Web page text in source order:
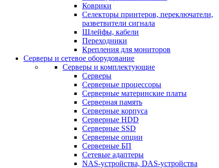
Коврики
Селекторы принтеров, переключатели,
разветвители сигнала
Шлейфы, кабели
Переходники
Крепления для мониторов
Серверы и сетевое оборудование
Серверы и комплектующие
Серверы
Серверные процессоры
Серверные материнские платы
Серверная память
Серверные корпуса
Серверные HDD
Серверные SSD
Серверные опции
Серверные БП
Сетевые адаптеры
NAS-устройства, DAS-устройства